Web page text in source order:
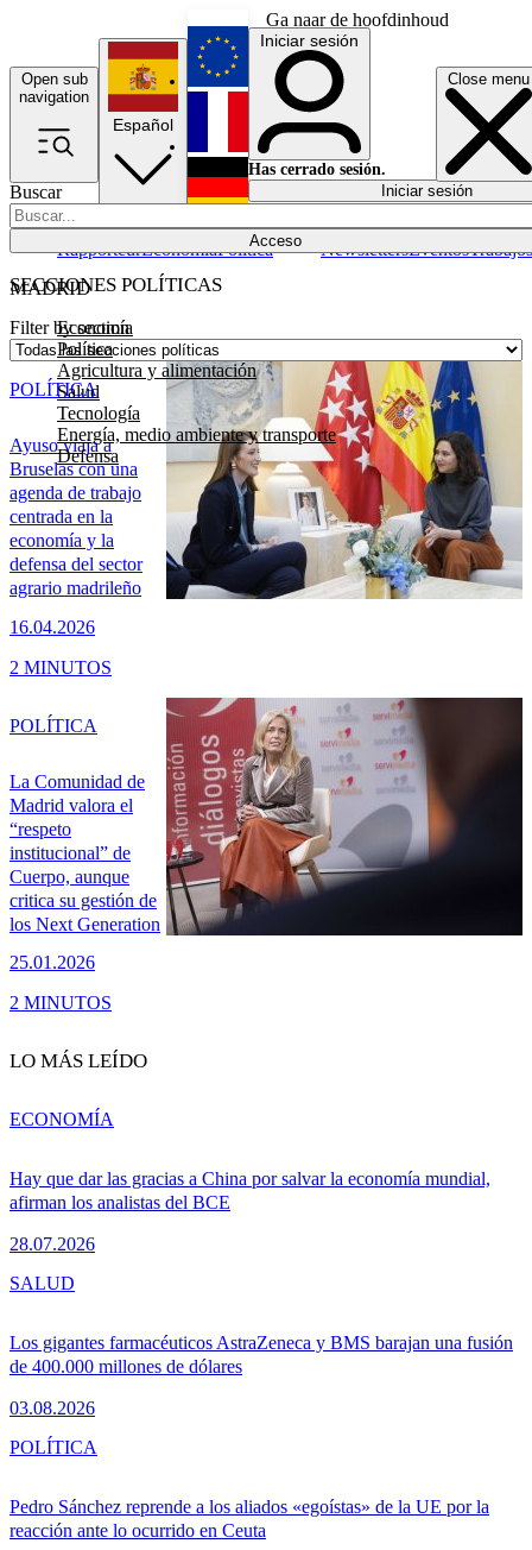
Ga naar de hoofdinhoud
Open sub
navigation
Close menu
Buscar
Acceso
SECCIONES POLÍTICAS
Economía
Política
Agricultura y alimentación
Salud
Tecnología
Energía, medio ambiente y transporte
Defensa
RapporteurEconomíaPolítica NewslettersEventosTrabajos
Español
English
Français
Iniciar sesión
Has cerrado sesión.
Iniciar sesión
MADRID
Filter by section
Ayuso viaja a
Bruselas con una
agenda de trabajo
centrada en la
economía y la
defensa del sector
agrario madrileño
16.04.2026
POLÍTICA
2 MINUTOS
La Comunidad de
Madrid valora el
“respeto
institucional” de
Cuerpo, aunque
critica su gestión de
los Next Generation
25.01.2026
POLÍTICA
2 MINUTOS
LO MÁS LEÍDO
Hay que dar las gracias a China por salvar la economía mundial,
afirman los analistas del BCE
28.07.2026
ECONOMÍA
Los gigantes farmacéuticos AstraZeneca y BMS barajan una fusión
de 400.000 millones de dólares
03.08.2026
SALUD
Pedro Sánchez reprende a los aliados «egoístas» de la UE por la
reacción ante lo ocurrido en Ceuta
POLÍTICA